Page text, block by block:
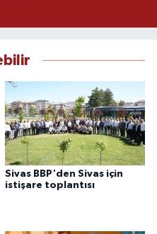
Sivas BBP'den Sivas için
istişare toplantısı